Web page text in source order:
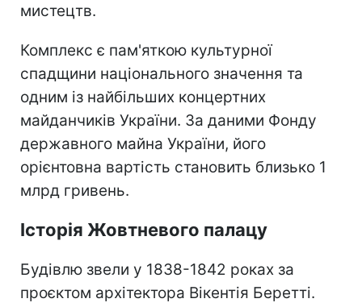
мистецтв.
Комплекс є пам'яткою культурної
спадщини національного значення та
одним із найбільших концертних
майданчиків України. За даними Фонду
державного майна України, його
орієнтовна вартість становить близько 1
млрд гривень.
Історія Жовтневого палацу
Будівлю звели у 1838-1842 роках за
проєктом архітектора Вікентія Беретті.